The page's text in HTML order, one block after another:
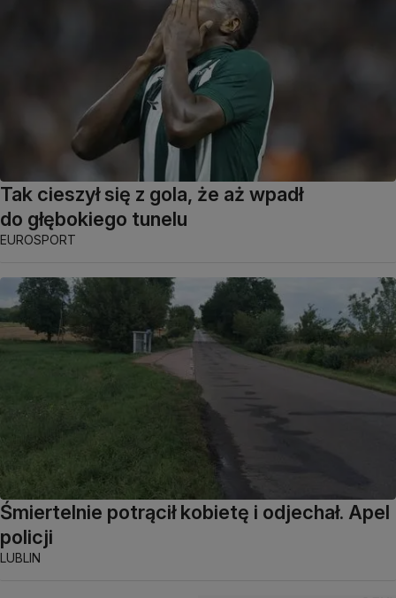
Tak cieszył się z gola, że aż wpadł
do głębokiego tunelu
EUROSPORT
Śmiertelnie potrącił kobietę i odjechał. Apel
policji
LUBLIN